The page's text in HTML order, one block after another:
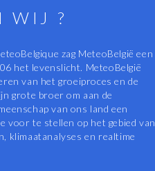
WIJ ?
zag MeteoBelgië een
het levenslicht. MeteoBelgië
van het groeiproces en de
grote broer om aan de
van ons land een
voor te stellen op het gebied van
klimaatanalyses en realtime